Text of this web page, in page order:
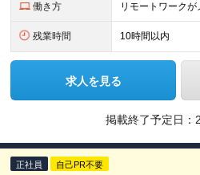
働き方 リモートワークが
残業時間 10時間以内
求人を見る
掲載終了予定日：
正社員 自己PR不要